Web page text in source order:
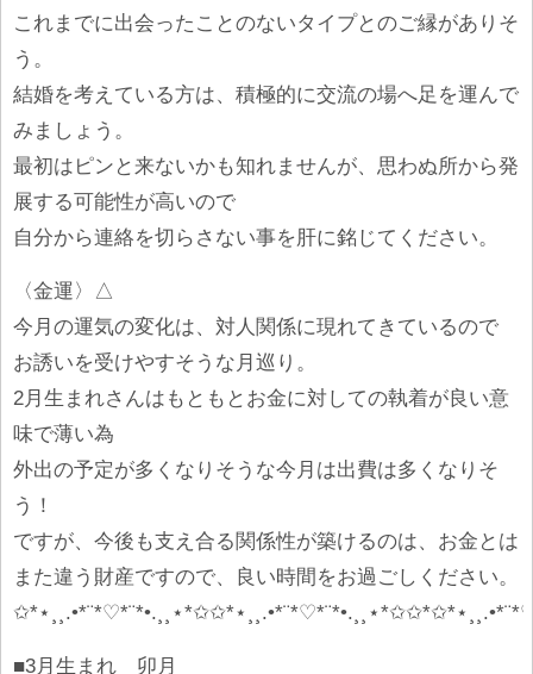
これまでに出会ったことのないタイプとのご縁がありそ
う。
結婚を考えている方は、積極的に交流の場へ足を運んで
みましょう。
最初はピンと来ないかも知れませんが、思わぬ所から発
展する可能性が高いので
自分から連絡を切らさない事を肝に銘じてください。
〈金運〉△
今月の運気の変化は、対人関係に現れてきているので
お誘いを受けやすそうな月巡り。
2月生まれさんはもともとお金に対しての執着が良い意
味で薄い為
外出の予定が多くなりそうな今月は出費は多くなりそ
う！
ですが、今後も支え合る関係性が築けるのは、お金とは
また違う財産ですので、良い時間をお過ごしください。
■3月生まれ 卯月